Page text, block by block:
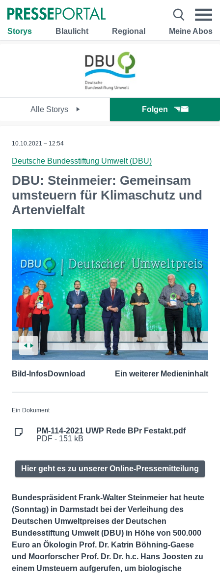
Storys Blaulicht Regional Meine Abos
Alle Storys Folgen
10.10.2021 – 12:54
Deutsche Bundesstiftung Umwelt (DBU)
DBU: Steinmeier: Gemeinsam
umsteuern für Klimaschutz und
Artenvielfalt
Bild-InfosDownload Ein weiterer Medieninhalt
Ein Dokument
PM-114-2021 UWP Rede BPr Festakt.pdf
PDF - 151 kB
Hier geht es zu unserer Online-Pressemitteilung
Bundespräsident Frank-Walter Steinmeier hat heute
(Sonntag) in Darmstadt bei der Verleihung des
Deutschen Umweltpreises der Deutschen
Bundesstiftung Umwelt (DBU) in Höhe von 500.000
Euro an Ökologin Prof. Dr. Katrin Böhning-Gaese
und Moorforscher Prof. Dr. Dr. h.c. Hans Joosten zu
einem Umsteuern aufgerufen, um biologische